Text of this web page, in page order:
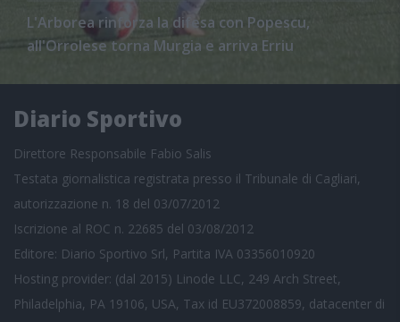
L'Arborea rinforza la difesa con Popescu,
all'Orrolese torna Murgia e arriva Erriu
Diario Sportivo
Direttore Responsabile Fabio Salis
Testata giornalistica registrata presso il Tribunale di Cagliari,
autorizzazione n. 18 del 03/07/2012
Iscrizione al ROC n. 22685 del 03/08/2012
Editore: Diario Sportivo Srl, Partita IVA 03356010920
Hosting provider: (dal 2015) Linode LLC, 249 Arch Street,
Philadelphia, PA 19106, USA, Tax id EU372008859, datacenter di